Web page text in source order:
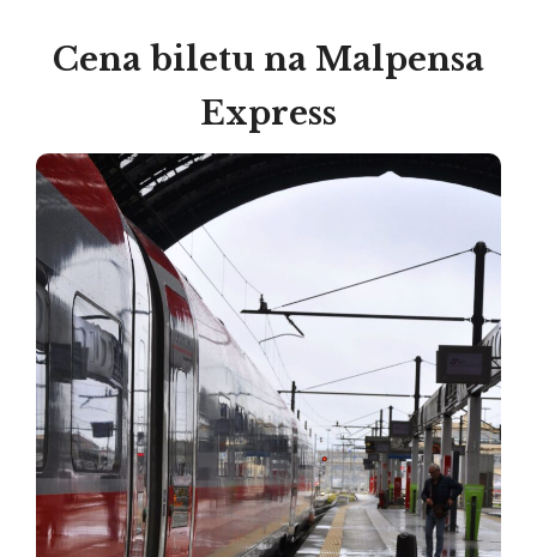
Cena biletu na Malpensa
Express